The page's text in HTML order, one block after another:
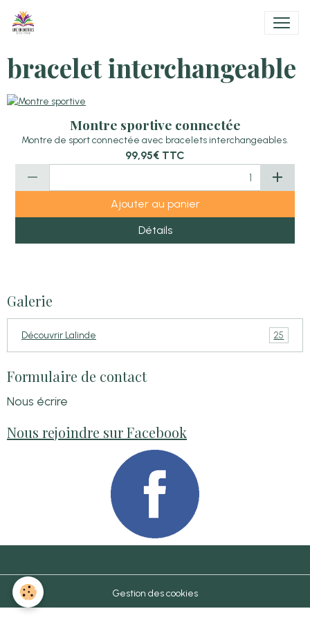
bracelet interchangeable
Montre sportive connectée
Montre de sport connectée avec bracelets interchangeables.
99,95€ TTC
Ajouter au panier
Détails
Galerie
Découvrir Lalinde 25
Formulaire de contact
Nous écrire
Nous rejoindre sur Facebook
Gestion des cookies